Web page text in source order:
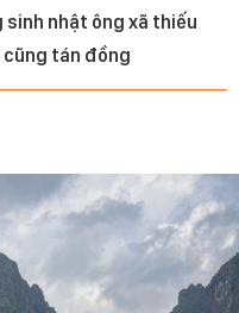
sinh nhật ông xã thiếu
cũng tán đồng